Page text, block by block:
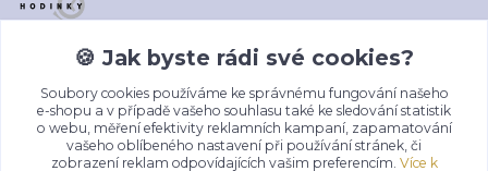
AAA-HODINKY.CZ
+420 602 381 884
(Po-Pá, 10-16 hod.)
🍪 Jak byste rádi své cookies?
Soubory cookies používáme ke správnému fungování našeho
e-shopu a v případě vašeho souhlasu také ke sledování statistik
o webu, měření efektivity reklamních kampaní, zapamatování
vašeho oblíbeného nastavení při používání stránek, či
zobrazení reklam odpovídajících vašim preferencím. Více k